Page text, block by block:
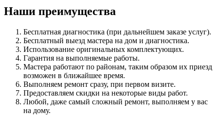
Наши преимущества
Бесплатная диагностика (при дальнейшем заказе услуг).
Бесплатный выезд мастера на дом и диагностика.
Использование оригинальных комплектующих.
Гарантия на выполняемые работы.
Мастера работают по районам, таким образом их приезд
возможен в ближайшее время.
Выполняем ремонт сразу, при первом визите.
Предоставляем скидки на некоторые виды работ.
Любой, даже самый сложный ремонт, выполняем у вас
на дому.